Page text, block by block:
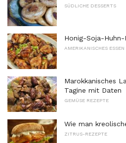
SÜDLICHE DESSERTS
Honig-Soja-
AMERIKANISCHES ESSEN
Marokkanisches
Tagine mit Daten
GEMÜSE REZEPTE
Wie man
ZITRUS-REZEPTE